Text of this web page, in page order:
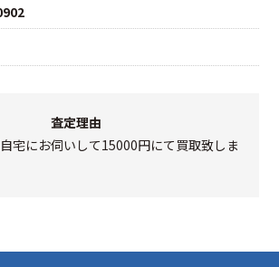
査定理由
宅にお伺いして15000円にて買取致しま